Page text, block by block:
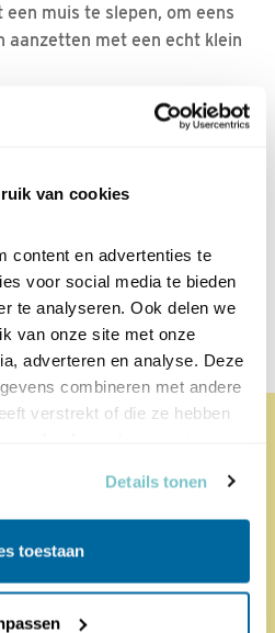
van cookies
content en advertenties te
voor social media te bieden
te analyseren. Ook delen we
van onze site met onze
adverteren en analyse. Deze
combineren met andere
verstrekt of die ze hebben
Details tonen
toestaan
muis te slepen, om eens
aanzetten met een echt klein
Bewaar deze blog
de vele
zit erop; seizoen 20 is
laat je sowieso n..